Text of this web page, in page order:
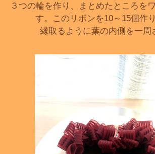
３つの輪を作り、まとめたところを
す。このリボンを10～15個作
縁取るように葉の内側を一周